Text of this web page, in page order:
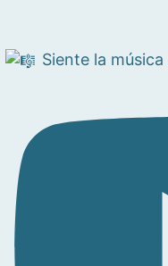
Siente la